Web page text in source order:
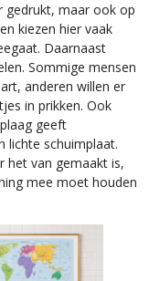
gedrukt, maar ook op
kiezen hier vaak
Daarnaast
Sommige mensen
anderen willen er
in prikken. Ook
geeft
lichte schuimplaat.
het van gemaakt is,
mee moet houden